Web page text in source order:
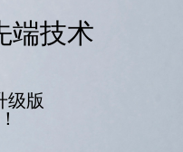
端技术
级版